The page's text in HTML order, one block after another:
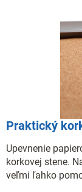
Praktický
Upevnenie
korkovej stene.
veľmi ľahko